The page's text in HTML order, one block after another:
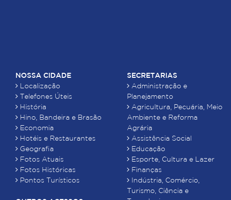
NOSSA CIDADE
Localização
Telefones Úteis
História
Hino, Bandeira e Brasão
Economia
Hotéis e Restaurantes
Geografia
Fotos Atuais
Fotos Históricas
Pontos Turísticos
SECRETARIAS
Administração e
Planejamento
Agricultura, Pecuária, Meio
Ambiente e Reforma
Agrária
Assistência Social
Educação
Esporte, Cultura e Lazer
Finanças
Indústria, Comércio,
Turismo, Ciência e